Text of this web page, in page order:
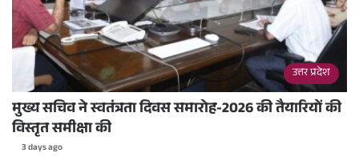
उत्तर प्रदेश
मुख्य सचिव ने स्वतंत्रता दिवस समारोह-2026 की तैयारियों की
विस्तृत समीक्षा की
3 days ago